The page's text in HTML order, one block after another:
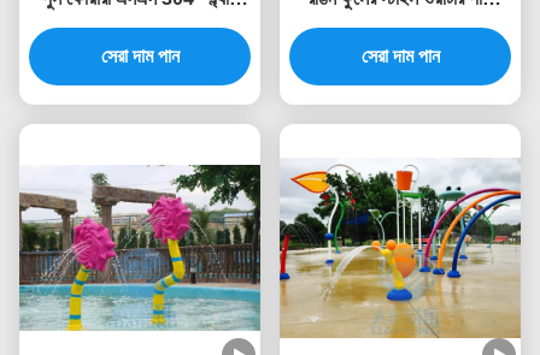
পার্কের জন্য
সেরা দাম পান
ফোয়ারা 3.0 মিটার উচ্চতা
সেরা দাম পান